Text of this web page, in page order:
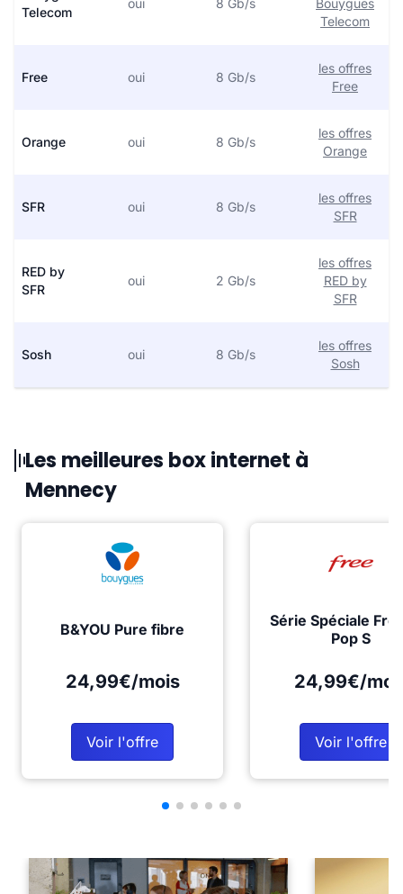
Telecom
oui 8 Gb/s
Bouygues
Telecom
Free oui 8 Gb/s
les offres
Free
Orange oui 8 Gb/s
les offres
Orange
SFR oui 8 Gb/s
les offres
SFR
RED by
SFR
oui 2 Gb/s
les offres
RED by
SFR
Sosh oui 8 Gb/s
les offres
Sosh
Les meilleures box internet à
Mennecy
B&YOU Pure fibre
24,99€/mois
Voir l'offre
Série Spéciale
Pop S
24,99€/
Voir l'offre